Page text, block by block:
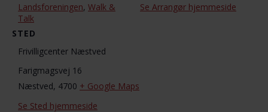
Landsforeningen, Walk &
Talk
STED
Frivilligcenter Næstved
Farigmagsvej 16
Næstved, 4700 + Google Maps
Se Sted hjemmeside
Se Arrangør hjemmeside